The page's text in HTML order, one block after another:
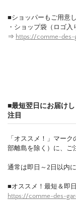
■ショッパーもご用意
・ショップ袋（ロゴ入
⇒ https://comme-
■最短翌日にお届け
注目
「オススメ！」マー
部離島を除く）に、ご
通常は即日～2日以内
■オススメ！最短＆即
https://comme-des-